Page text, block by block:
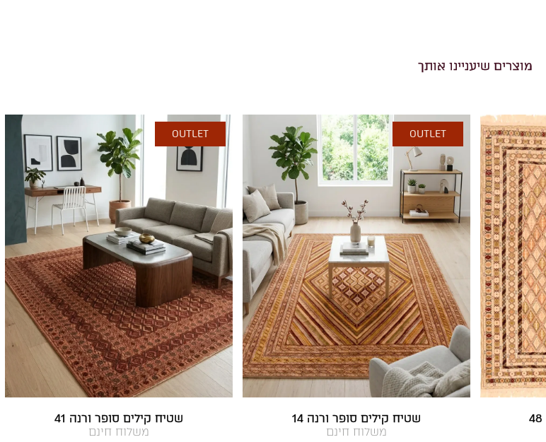
מוצרים שיעניינו אותך
OUTLET
שטיח קילים סופר ורנה 14
משלוח חינם
OUTLET
שטיח קילים סופר ורנה 41
משלוח חינם